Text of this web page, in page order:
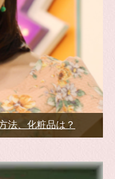
法、化粧品は？